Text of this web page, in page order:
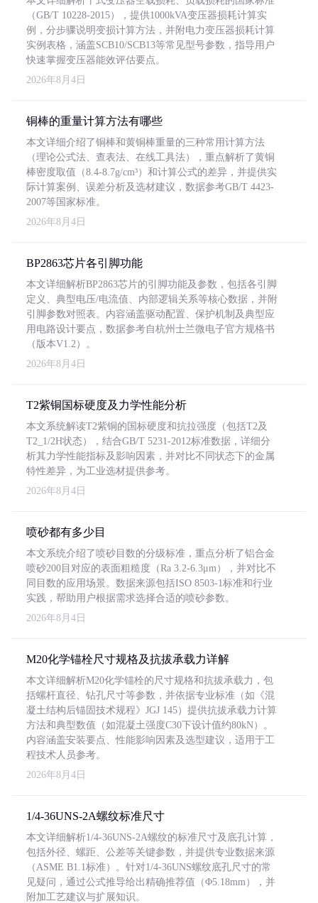
（GB/T 10228-2015），提供1000kVA变压器损耗计算实
例，分步骤说明变损计算方法，并附电力变压器损耗计算
实例表格，涵盖SCB10/SCB13等常见型号参数，指导用户
快速掌握变压器能效评估要点。
2026年8月4日
铜棒的重量计算方法有哪些
本文详细介绍了铜棒和黄铜棒重量的三种常用计算方法
（理论公式法、查表法、在线工具法），重点解析了黄铜
棒密度取值（8.4-8.7g/cm³）和计算公式的差异，并提供实
际计算案例、误差分析及选材建议，数据参考GB/T 4423-
2007等国家标准。
2026年8月4日
BP2863芯片各引脚功能
本文详细解析BP2863芯片的引脚功能及参数，包括各引脚
定义、典型电压/电流值、内部逻辑关系等核心数据，并附
引脚参数对照表。内容涵盖驱动配置、保护机制及典型应
用电路设计要点，数据参考自杭州士兰微电子官方规格书
（版本V1.2）。
2026年8月4日
T2紫铜国标硬度及力学性能分析
本文系统解读T2紫铜的国标硬度和抗拉强度（包括T2及
T2_1/2H状态），结合GB/T 5231-2012标准数据，详细分
析其力学性能指标及影响因素，并对比不同状态下的金属
特性差异，为工业选材提供参考。
2026年8月4日
喷砂都有多少目
本文系统介绍了喷砂目数的分级标准，重点分析了铝合金
喷砂200目对应的表面粗糙度（Ra 3.2-6.3μm），并对比不
同目数的应用场景。数据来源包括ISO 8503-1标准和行业
实践，帮助用户根据需求选择合适的喷砂参数。
2026年8月4日
M20化学锚栓尺寸规格及抗拔承载力详解
本文详细解析M20化学锚栓的尺寸规格和抗拔承载力，包
括螺杆直径、钻孔尺寸等参数，并依据专业标准（如《混
凝土结构后锚固技术规程》JGJ 145）提供抗拔承载力计算
方法和典型数值（如混凝土强度C30下设计值约80kN）。
内容涵盖安装要点、性能影响因素及选型建议，适用于工
程技术人员参考。
2026年8月4日
1/4-36UNS-2A螺纹标准尺寸
本文详细解析1/4-36UNS-2A螺纹的标准尺寸及底孔计算，
包括外径、螺距、公差等关键参数，并提供专业数据来源
（ASME B1.1标准）。针对1/4-36UNS螺纹底孔尺寸的常
见疑问，通过公式推导给出精确推荐值（Φ5.18mm），并
附加工艺建议与扩展知识。